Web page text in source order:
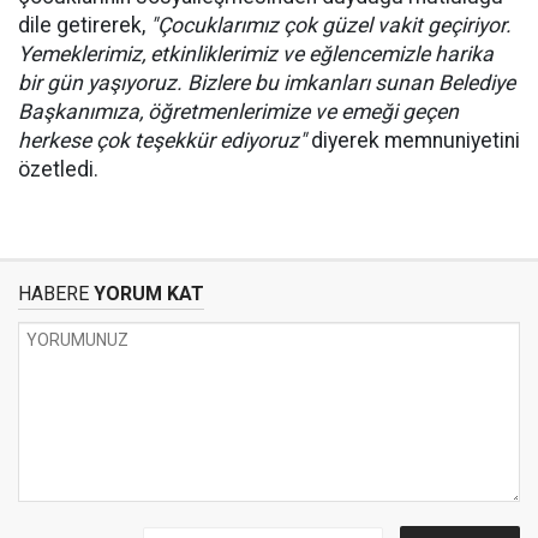
dile getirerek, "Çocuklarımız çok güzel vakit geçiriyor.
Yemeklerimiz, etkinliklerimiz ve eğlencemizle harika
bir gün yaşıyoruz. Bizlere bu imkanları sunan Belediye
Başkanımıza, öğretmenlerimize ve emeği geçen
herkese çok teşekkür ediyoruz"diyerek memnuniyetini
özetledi.
HABERE YORUM KAT